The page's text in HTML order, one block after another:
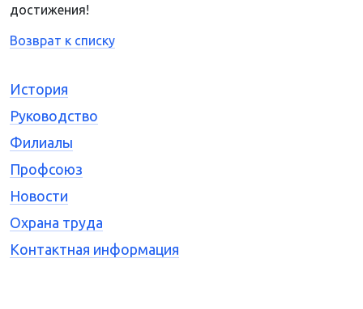
достижения!
Возврат к списку
История
Руководство
Филиалы
Профсоюз
Новости
Охрана труда
Контактная информация